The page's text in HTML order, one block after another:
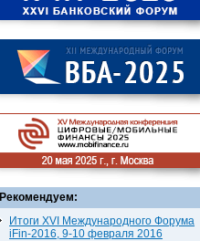
Рекомендуем:
Итоги XVI Международного Форума
iFin-2016, 9-10 февраля 2016